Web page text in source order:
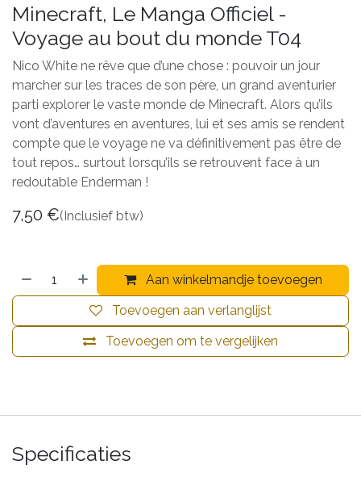
Minecraft, Le Manga Officiel -
Voyage au bout du monde T04
Nico White ne rêve que d’une chose : pouvoir un jour
marcher sur les traces de son père, un grand aventurier
parti explorer le vaste monde de Minecraft. Alors qu’ils
vont d’aventures en aventures, lui et ses amis se rendent
compte que le voyage ne va définitivement pas être de
tout repos… surtout lorsqu’ils se retrouvent face à un
redoutable Enderman !
7,50 €(Inclusief btw)
Aan winkelmandje toevoegen
Toevoegen om te vergelijken
Toevoegen aan verlanglijst
Specificaties